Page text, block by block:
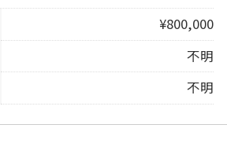
¥800,000
不明
不明